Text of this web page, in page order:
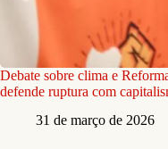
Debate sobre clima e
defende ruptura com
31 de março de 2026